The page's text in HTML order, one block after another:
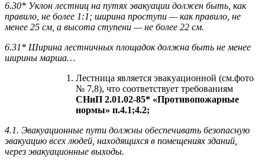
6.30* Уклон лестниц на путях эвакуации должен быть, как
правило, не более 1:1; ширина проступи — как правило, не
менее 25 см, а высота ступени — не более 22 см.
6.31* Ширина лестничных площадок должна быть не менее
ширины марша…
Лестница является эвакуационной (см.фото
№ 7,8), что соответствует требованиям
СНиП 2.01.02-85* «Противопожарные
нормы» п.4.1;4.2;
4.1. Эвакуационные пути должны обеспечивать безопасную
эвакуацию всех людей, находящихся в помещениях зданий,
через эвакуационные выходы.